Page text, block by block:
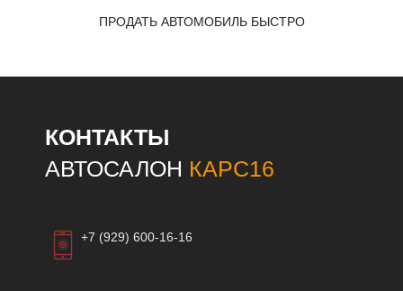
ПРОДАТЬ АВТОМОБИЛЬ БЫСТРО
КОНТАКТЫ
АВТОСАЛОН КАРС16
+7 (929) 600-16-16